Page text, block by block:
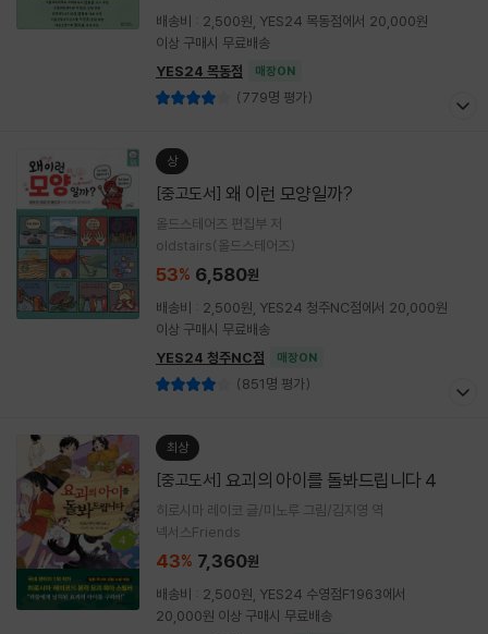
배송비 : 2,500원, YES24 목동점에서 20,000원
이상 구매시 무료배송
YES24 목동점
매장ON
(779명 평가)
상
[중고도서] 왜 이런 모양일까?
올드스테어즈 편집부 저
oldstairs(올드스테어즈)
53% 6,580원
배송비 : 2,500원, YES24 청주NC점에서 20,000원
이상 구매시 무료배송
YES24 청주NC점
매장ON
(851명 평가)
최상
[중고도서] 요괴의 아이를 돌봐드립니다 4
히로시마 레이코 글/미노루 그림/김지영 역
넥서스Friends
43% 7,360원
배송비 : 2,500원, YES24 수영점F1963에서
20,000원 이상 구매시 무료배송